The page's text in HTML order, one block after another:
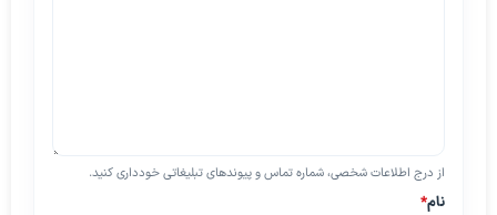
از درج اطلاعات شخصی، شماره تماس و پیوندهای تبلیغاتی خودداری کنید.
نام*